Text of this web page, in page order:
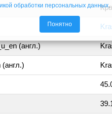
(англ.)
обработки персональных данных.
Понятно